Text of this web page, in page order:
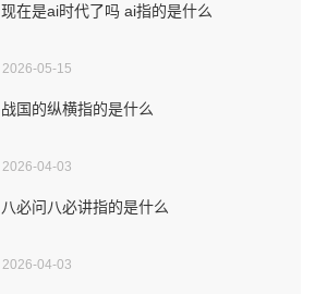
现在是ai时代了吗 ai指的是什么
2026-05-15
战国的纵横指的是什么
2026-04-03
八必问八必讲指的是什么
2026-04-03